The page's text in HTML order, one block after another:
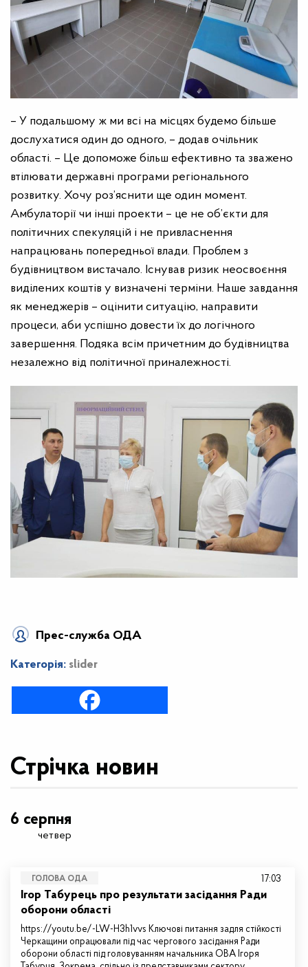
– У подальшому ж ми всі на місцях будемо більше
дослухатися один до одного, – додав очільник
області. – Це допоможе більш ефективно та зважено
втілювати державні програми регіонального
розвитку. Хочу роз’яснити ще один момент.
Амбулаторії чи інші проекти – це не об’єкти для
політичних спекуляцій і не привласнення
напрацювань попередньої влади. Проблем з
будівництвом вистачало. Існував ризик неосвоєння
виділених коштів у визначені терміни. Наше завдання
як менеджерів – оцінити ситуацію, направити
процеси, аби успішно довести їх до логічного
завершення. Подяка всім причетним до будівництва
незалежно від політичної приналежності.
Прес-служба ОДА
Категорія: slider
Стрічка новин
6 серпня
четвер
ГОЛОВА ОДА
Ігор Табурець про результати засідання Ради
оборони області
https://youtu.be/-LW-H3h1vvs Ключові питання задля стійкості
Черкащини опрацювали під час чергового засідання Ради
оборони області під головуванням начальника ОВА Ігоря
17:03